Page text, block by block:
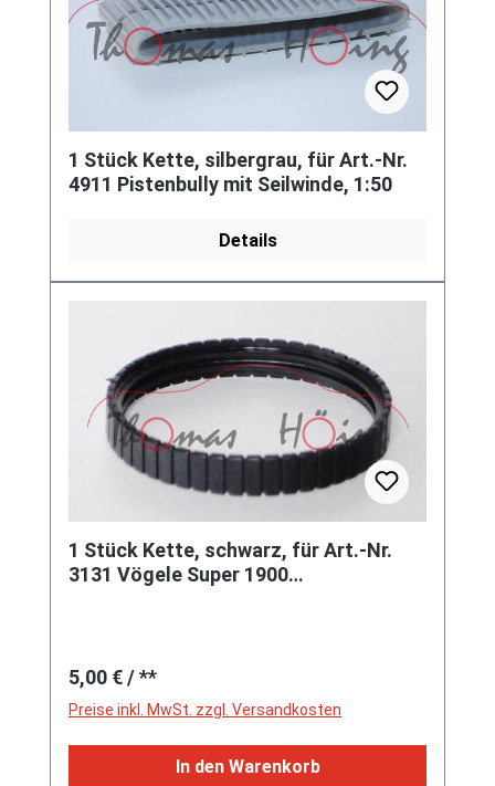
1 Stück Kette, silbergrau, für Art.-Nr.
4911 Pistenbully mit Seilwinde, 1:50
Details
1 Stück Kette, schwarz, für Art.-Nr.
3131 Vögele Super 1900
Regulärer Preis:
5,00 €/ **
Preise inkl. MwSt. zzgl. Versandkosten
In den Warenkorb